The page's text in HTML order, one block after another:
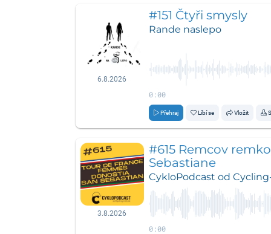
6.8.2026
#151 Čtyři smysly
Rande naslepo
0:00
Přehraj Líbí se Vložit
3.8.2026
#615 Remcov
Sebastiane
CykloPodcast od
0:00